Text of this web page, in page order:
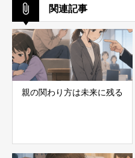
関連記事
親の関わり方は未来に残る